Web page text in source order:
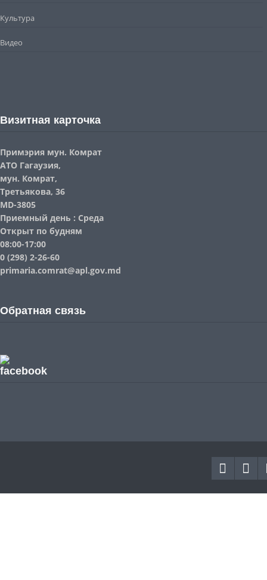
Культура
Видео
Визитная карточка
Примэрия мун. Комрат
АТО Гагаузия,
мун. Комрат,
Третьякова, 36
MD-3805
Приемный день : Среда
Открыт по будням
08:00-17:00
0 (298) 2-26-60
primaria.comrat@apl.gov.md
Обратная связь
facebook